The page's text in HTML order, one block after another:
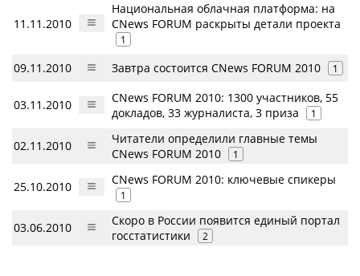
11.11.2010
Национальная облачная платформа: на
CNews FORUM раскрыты детали проекта
1
09.11.2010 Завтра состоится CNews FORUM 2010 1
03.11.2010
CNews FORUM 2010: 1300 участников, 55
докладов, 33 журналиста, 3 приза
1
02.11.2010
Читатели определили главные темы
CNews FORUM 2010
1
25.10.2010 CNews FORUM 2010: ключевые спикеры
1
03.06.2010
Скоро в России появится единый портал
госстатистики
2